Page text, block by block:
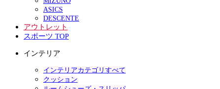
ASICS
DESCENTE
アウトレット
スポーツ TOP
インテリア
インテリアカテゴリすべて
クッション